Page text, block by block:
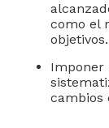
como el
objetivos.
Imponer
cambios